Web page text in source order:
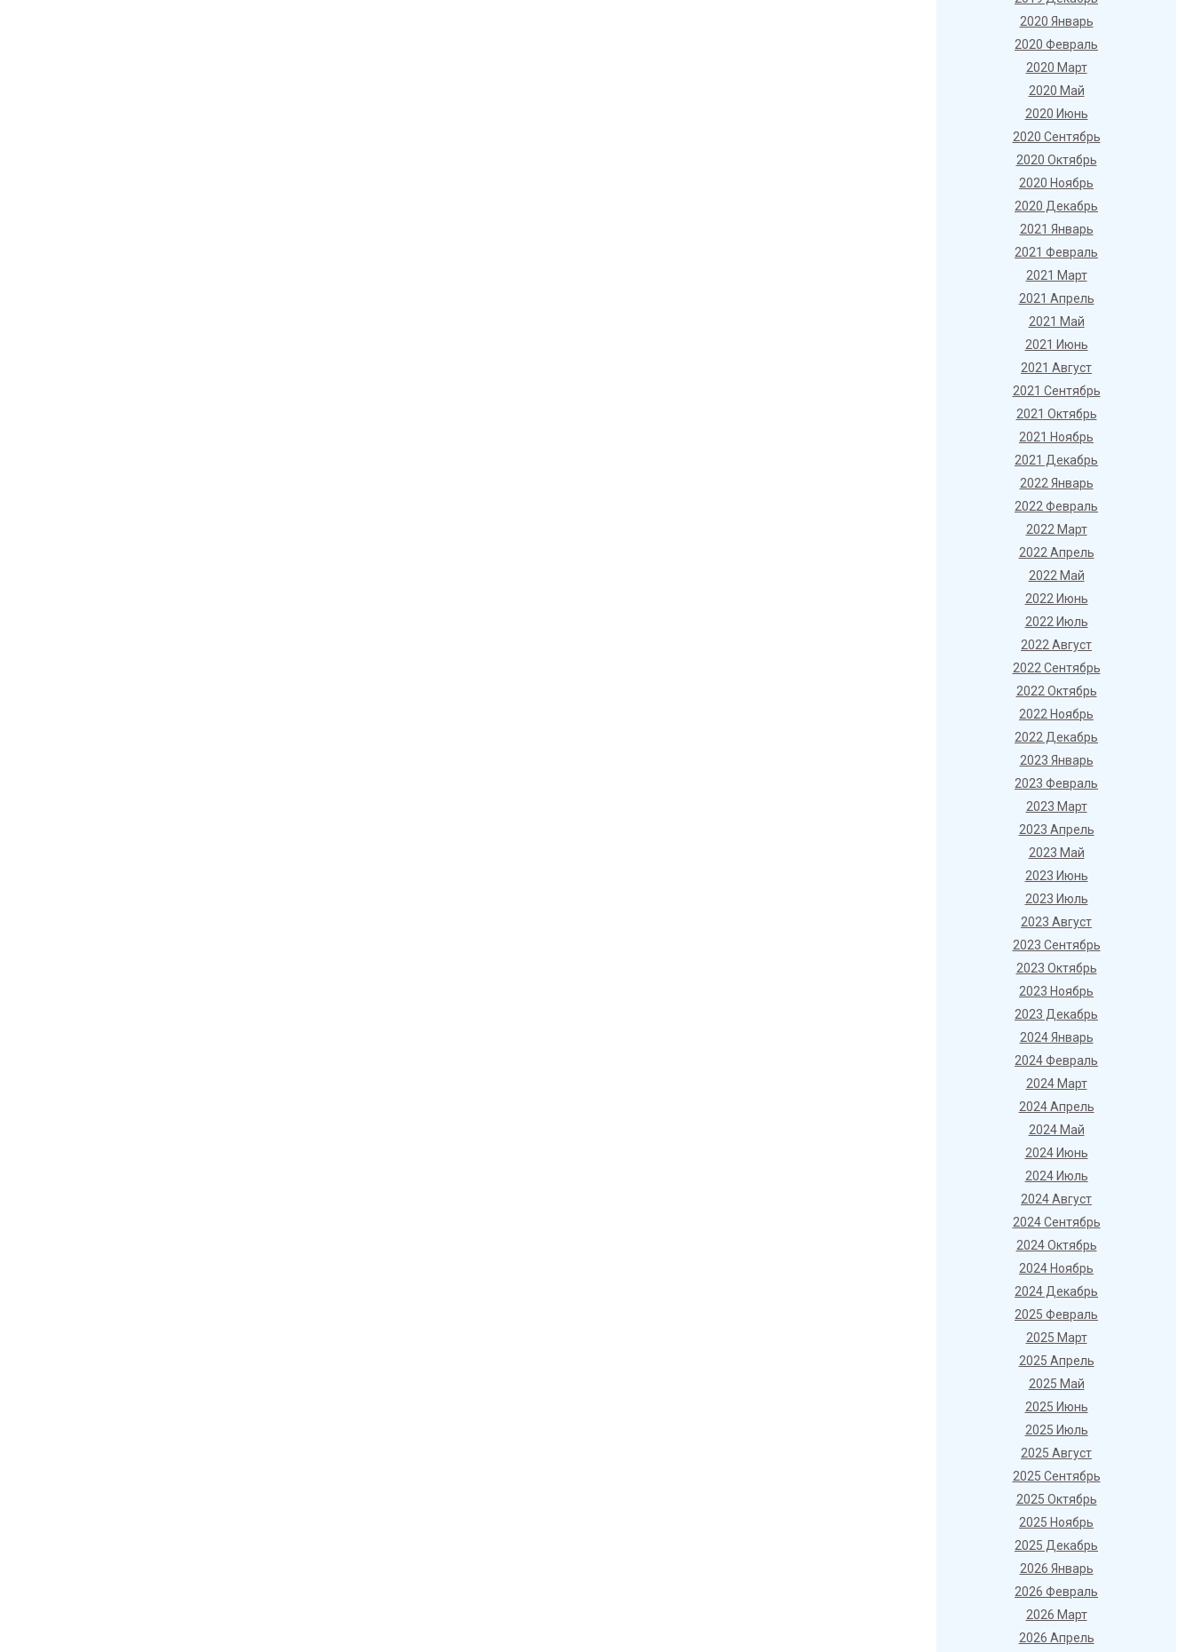
2020 Январь
2020 Февраль
2020 Март
2020 Май
2020 Июнь
2020 Сентябрь
2020 Октябрь
2020 Ноябрь
2020 Декабрь
2021 Январь
2021 Февраль
2021 Март
2021 Апрель
2021 Май
2021 Июнь
2021 Август
2021 Сентябрь
2021 Октябрь
2021 Ноябрь
2021 Декабрь
2022 Январь
2022 Февраль
2022 Март
2022 Апрель
2022 Май
2022 Июнь
2022 Июль
2022 Август
2022 Сентябрь
2022 Октябрь
2022 Ноябрь
2022 Декабрь
2023 Январь
2023 Февраль
2023 Март
2023 Апрель
2023 Май
2023 Июнь
2023 Июль
2023 Август
2023 Сентябрь
2023 Октябрь
2023 Ноябрь
2023 Декабрь
2024 Январь
2024 Февраль
2024 Март
2024 Апрель
2024 Май
2024 Июнь
2024 Июль
2024 Август
2024 Сентябрь
2024 Октябрь
2024 Ноябрь
2024 Декабрь
2025 Февраль
2025 Март
2025 Апрель
2025 Май
2025 Июнь
2025 Июль
2025 Август
2025 Сентябрь
2025 Октябрь
2025 Ноябрь
2025 Декабрь
2026 Январь
2026 Февраль
2026 Март
2026 Апрель